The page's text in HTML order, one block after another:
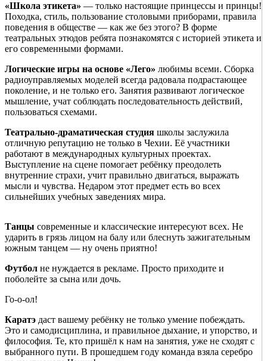
«Школа этикета» — только настоящие принцессы и принцы!
Походка, стиль, пользование столовыми приборами, правила
поведения в обществе — как же без этого? В форме
театральных этюдов ребята познакомятся с историей этикета и
его современными формами.
Логические игры на основе «Лего» любимы всеми. Сборка
радиоуправляемых моделей всегда радовала подрастающее
поколение, и не только его. Занятия развивают логическое
мышление, учат соблюдать последовательность действий,
пользоваться схемами.
Театрально-драматическая студия школы заслужила
отличную репутацию не только в Чехии. Её участники
работают в международных культурных проектах.
Выступление на сцене помогает ребёнку преодолеть
внутренние страхи, учит правильно двигаться, выражать
мысли и чувства. Недаром этот предмет есть во всех
сильнейших учебных заведениях мира.
Танцы современные и классические интересуют всех. Не
ударить в грязь лицом на балу или блеснуть зажигательным
южным танцем — ну очень приятно!
Футбол не нуждается в рекламе. Просто приходите и
поболейте за сына или дочь.
Го-о-ол!
Каратэ даст вашему ребёнку не только умение побеждать.
Это и самодисциплина, и правильное дыхание, и упорство, и
философия. Те, кто пришёл к нам на занятия, уже не сходят с
выбранного пути. В прошедшем году команда взяла серебро